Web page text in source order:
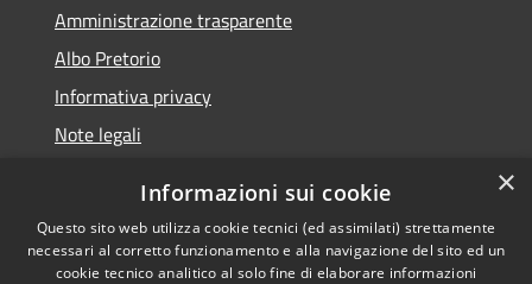
Amministrazione trasparente
Albo Pretorio
Informativa privacy
Note legali
Whisteblowing
×
Informazioni sui cookie
Questo sito web utilizza cookie tecnici (ed assimilati) strettamente
necessari al corretto funzionamento e alla navigazione del sito ed un
cookie tecnico analitico al solo fine di elaborare informazioni